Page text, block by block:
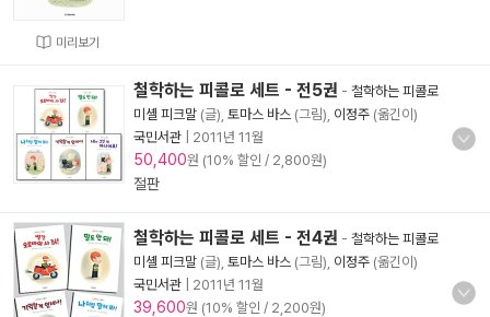
미리보기
철학하는 피콜로 세트 - 전5권 - 철학하는 피콜로
미셸 피크말 (글), 토마스 바스 (그림), 이정주 (옮긴이)
국민서관
2011년 11월
50,400원 (10% 할인 / 2,800원)
절판
철학하는 피콜로 세트 - 전4권 - 철학하는 피콜로
미셸 피크말 (글), 토마스 바스 (그림), 이정주 (옮긴이)
국민서관
2011년 11월
39,600원 (10% 할인 / 2,200원)